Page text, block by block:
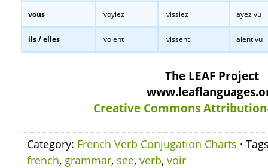
vous voyiez vissiez ayez vu
ils / elles voient vissent aient vu
The LEAF Project
Creative Commons
Category: French Verb Conjugation Charts ·
french, grammar, see, verb, voir